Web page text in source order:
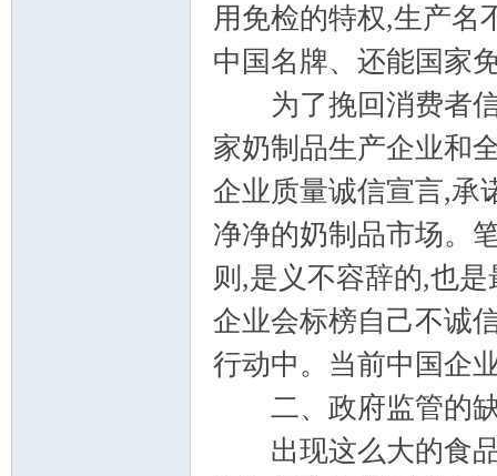
用免检的特权,生产名
中国名牌、还能国家
为了挽回消费者信
家奶制品生产企业和
企业质量诚信宣言,承
净净的奶制品市场。
则,是义不容辞的,也
企业会标榜自己不诚
行动中。当前中国企
二、政府监管的
出现这么大的食品